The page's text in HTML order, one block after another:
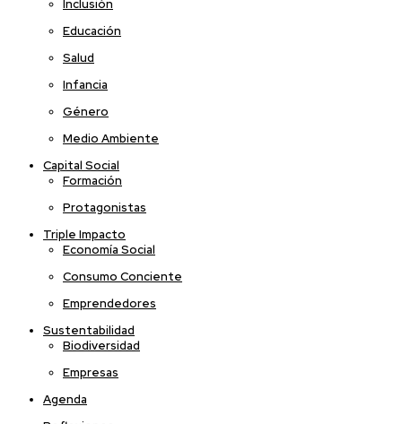
Inclusión
Educación
Salud
Infancia
Género
Medio Ambiente
Capital Social
Formación
Protagonistas
Triple Impacto
Economía Social
Consumo Conciente
Emprendedores
Sustentabilidad
Biodiversidad
Empresas
Agenda